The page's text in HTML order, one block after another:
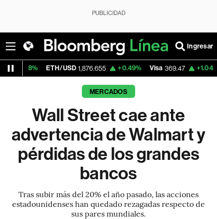
PUBLICIDAD
Ingresar
1,876.655 +0.49% Visa 369.47 +1.04%
MERCADOS
Wall Street cae ante
advertencia de Walmart y
pérdidas de los grandes
bancos
Tras subir más del 20% el año pasado, las acciones
estadounidenses han quedado rezagadas respecto de
sus pares mundiales.